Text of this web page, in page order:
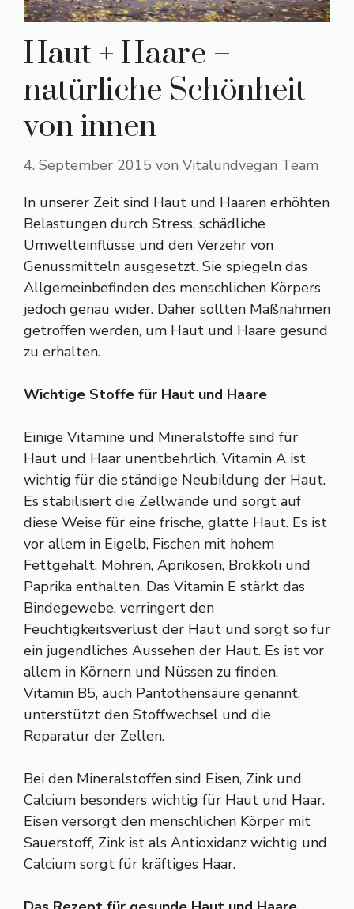
Haut + Haare –
natürliche Schönheit
von innen
4. September 2015 von Vitalundvegan Team
In unserer Zeit sind Haut und Haaren erhöhten
Belastungen durch Stress, schädliche
Umwelteinflüsse und den Verzehr von
Genussmitteln ausgesetzt. Sie spiegeln das
Allgemeinbefinden des menschlichen Körpers
jedoch genau wider. Daher sollten Maßnahmen
getroffen werden, um Haut und Haare gesund
zu erhalten.
Wichtige Stoffe für Haut und Haare
Einige Vitamine und Mineralstoffe sind für
Haut und Haar unentbehrlich. Vitamin A ist
wichtig für die ständige Neubildung der Haut.
Es stabilisiert die Zellwände und sorgt auf
diese Weise für eine frische, glatte Haut. Es ist
vor allem in Eigelb, Fischen mit hohem
Fettgehalt, Möhren, Aprikosen, Brokkoli und
Paprika enthalten. Das Vitamin E stärkt das
Bindegewebe, verringert den
Feuchtigkeitsverlust der Haut und sorgt so für
ein jugendliches Aussehen der Haut. Es ist vor
allem in Körnern und Nüssen zu finden.
Vitamin B5, auch Pantothensäure genannt,
unterstützt den Stoffwechsel und die
Reparatur der Zellen.
Bei den Mineralstoffen sind Eisen, Zink und
Calcium besonders wichtig für Haut und Haar.
Eisen versorgt den menschlichen Körper mit
Sauerstoff, Zink ist als Antioxidanz wichtig und
Calcium sorgt für kräftiges Haar.